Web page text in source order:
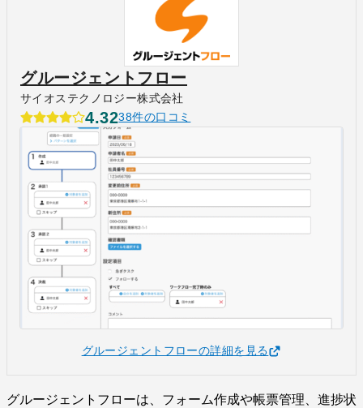
グルージェントフロー
サイオステクノロジー株式会社
4.3238件の口コミ
グルージェントフローの詳細を見る
グルージェントフローは、フォーム作成や帳票管理、進捗状